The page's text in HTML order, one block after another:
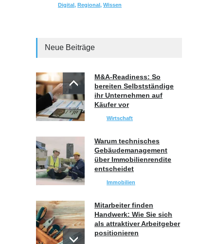
Digital, Regional, Wissen
Neue Beiträge
M&A-Readiness: So
bereiten Selbstständige
ihr Unternehmen auf
Käufer vor
Wirtschaft
Warum technisches
Gebäudemanagement
über Immobilienrendite
entscheidet
Immobilien
Mitarbeiter finden
Handwerk: Wie Sie sich
als attraktiver Arbeitgeber
positionieren